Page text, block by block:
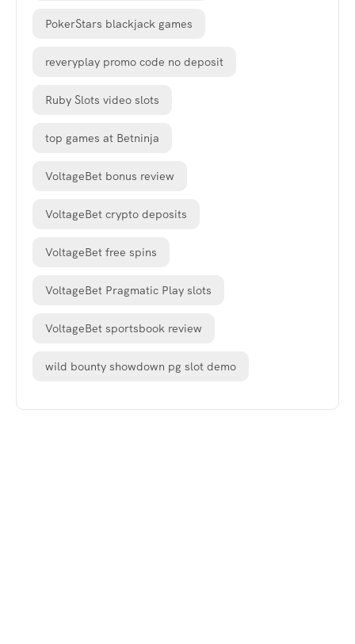
PokerStars blackjack games
reveryplay promo code no deposit
Ruby Slots video slots
top games at Betninja
VoltageBet bonus review
VoltageBet crypto deposits
VoltageBet free spins
VoltageBet Pragmatic Play slots
VoltageBet sportsbook review
wild bounty showdown pg slot demo